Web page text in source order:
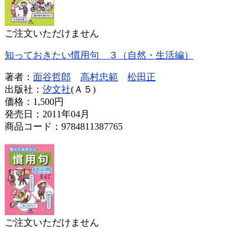
ご注文いただけません
知っておきたい慣用句 ３（自然・生活編）
著者： 面谷哲郎 高村忠範
松田正
出版社： 汐文社(Ａ５)
価格： 1,500円
発売日：2011年04月
商品コード：9784811387765
ご注文いただけません